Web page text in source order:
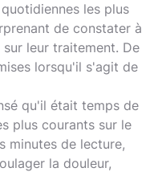
les plus
de constater à
leur traitement. De
lorsqu'il s'agit de
qu'il était temps de
plus courants sur le
minutes de lecture,
la douleur,